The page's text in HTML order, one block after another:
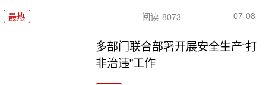
最热 阅读 8073 07-08
多部门联合部署开展安全生产“打
非治违”工作